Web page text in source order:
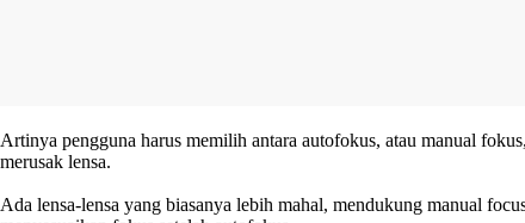
Artinya pengguna harus memilih antara autofokus, atau manual
merusak lensa.
Ada lensa-lensa yang biasanya lebih mahal, mendukung manual